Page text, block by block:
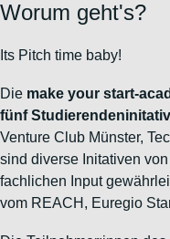
Worum geht's?
Its Pitch time baby!
Die make your start-
fünf
Venture Club Münster,
sind diverse Initativen
fachlichen Input
vom REACH, Euregio